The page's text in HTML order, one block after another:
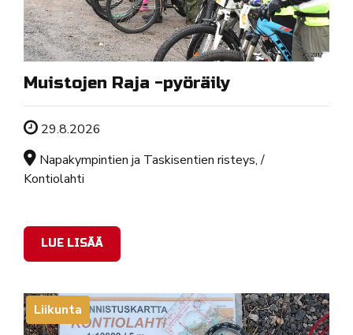
Muistojen Raja -pyöräily
Tapahtuman ajankohta
29.8.2026
Sijainti
Napakympintien ja Taskisentien risteys, /
Kontiolahti
LUE LISÄÄ
Liikunta